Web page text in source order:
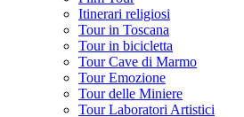
Itinerari religiosi
Tour in Toscana
Tour in bicicletta
Tour Cave di Marmo
Tour Emozione
Tour delle Miniere
Tour Laboratori Artistici